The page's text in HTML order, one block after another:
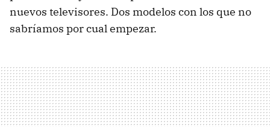
nuevos televisores. Dos modelos con los que no
sabríamos por cual empezar.